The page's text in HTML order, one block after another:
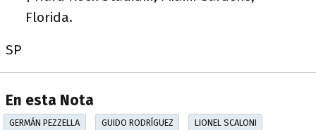
Florida.
SP
En esta Nota
GERMÁN PEZZELLA GUIDO RODRÍGUEZ LIONEL SCALONI